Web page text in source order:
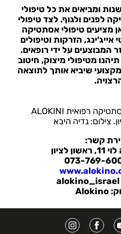
ומביאים את כל טיפולי
לפנים ולגוף. לצד טיפולי
מציעים טיפולי אסתטיקה
הזרקות וטיפולים
המבוצעים על ידי רופאים.
מטיפולי מיצוק, חיטוב
מקצועי שיביא אותך לתוצאה
המרכז החדשני לאסתטיקה רפואית ALOKINI
צילום: נדיה היבא
קשר:
לציון
073-769-
alokino_israel
Alokino